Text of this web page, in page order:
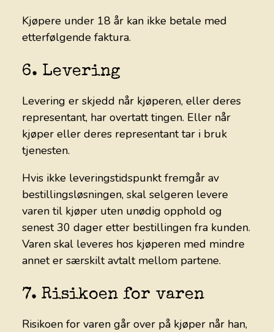
Kjøpere under 18 år kan ikke betale med
etterfølgende faktura.
6. Levering
Levering er skjedd når kjøperen, eller deres
representant, har overtatt tingen. Eller når
kjøper eller deres representant tar i bruk
tjenesten.
Hvis ikke leveringstidspunkt fremgår av
bestillingsløsningen, skal selgeren levere
varen til kjøper uten unødig opphold og
senest 30 dager etter bestillingen fra kunden.
Varen skal leveres hos kjøperen med mindre
annet er særskilt avtalt mellom partene.
7. Risikoen for varen
Risikoen for varen går over på kjøper når han,